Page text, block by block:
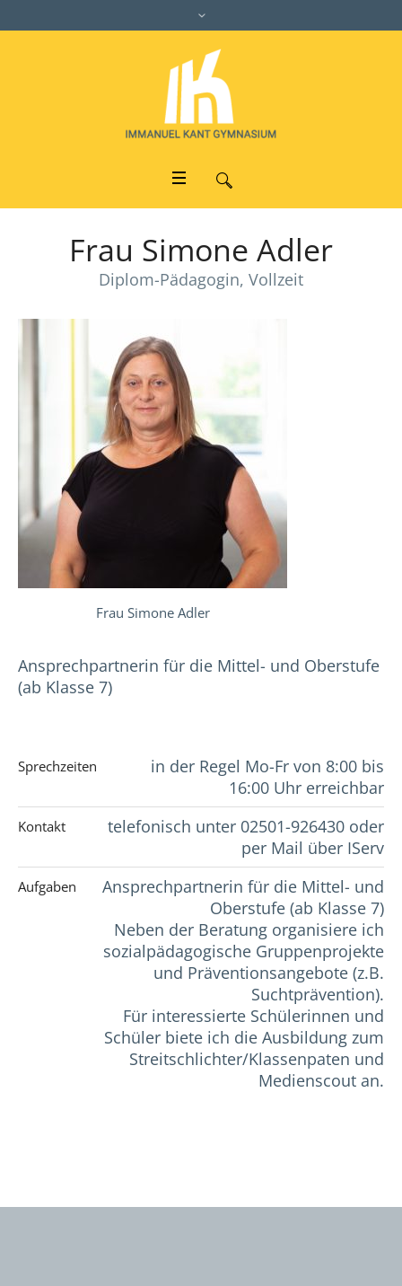
Frau Simone Adler
Diplom-Pädagogin, Vollzeit
Frau Simone Adler
Ansprechpartnerin für die Mittel- und Oberstufe
(ab Klasse 7)
Sprechzeiten
in der Regel Mo-Fr von 8:00 bis
16:00 Uhr erreichbar
Kontakt
telefonisch unter 02501-926430 oder
per Mail über IServ
Aufgaben
Ansprechpartnerin für die Mittel- und
Oberstufe (ab Klasse 7)
Neben der Beratung organisiere ich
sozialpädagogische Gruppenprojekte
und Präventionsangebote (z.B.
Suchtprävention).
Für interessierte Schülerinnen und
Schüler biete ich die Ausbildung zum
Streitschlichter/Klassenpaten und
Medienscout an.